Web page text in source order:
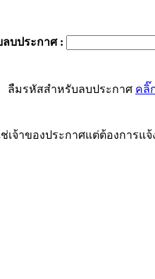
บประกาศ:
ลืมรหัสสำหรับลบประกาศ คลิ๊
เจ้าของประกาศแต่ต้องการแจ้